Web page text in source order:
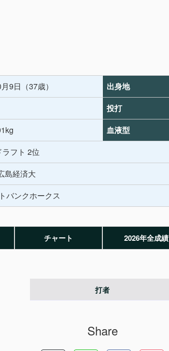
9日（37歳） 出身地
投打
血液型
フト 2位
島経済大
バンクホークス
チャート 2026年全成績
打者
Share